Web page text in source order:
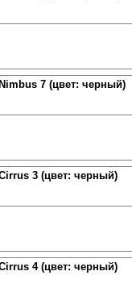
7 (цвет: черный)
3 (цвет: черный)
4 (цвет: черный)